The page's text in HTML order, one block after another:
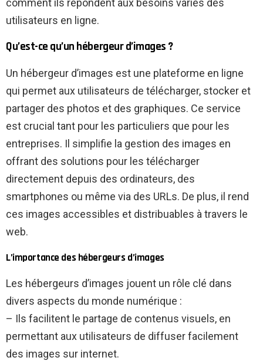
comment ils répondent aux besoins variés des
utilisateurs en ligne.
Qu’est-ce qu’un hébergeur d’images ?
Un hébergeur d’images est une plateforme en ligne
qui permet aux utilisateurs de télécharger, stocker et
partager des photos et des graphiques. Ce service
est crucial tant pour les particuliers que pour les
entreprises. Il simplifie la gestion des images en
offrant des solutions pour les télécharger
directement depuis des ordinateurs, des
smartphones ou même via des URLs. De plus, il rend
ces images accessibles et distribuables à travers le
web.
L’importance des hébergeurs d’images
Les hébergeurs d’images jouent un rôle clé dans
divers aspects du monde numérique :
– Ils facilitent le partage de contenus visuels, en
permettant aux utilisateurs de diffuser facilement
des images sur internet.